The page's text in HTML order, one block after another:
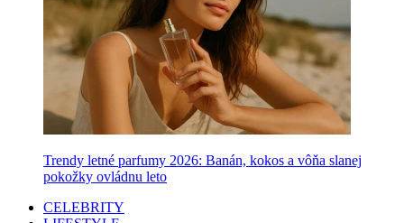
Trendy letné parfumy 2026: Banán, kokos a vôňa slanej
pokožky ovládnu leto
CELEBRITY